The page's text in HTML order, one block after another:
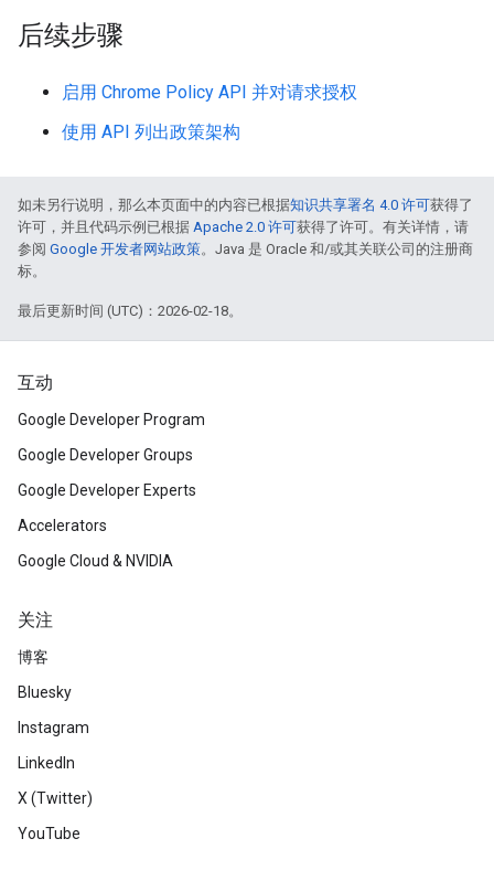
后续步骤
启用 Chrome Policy API 并对请求授权
使用 API 列出政策架构
如未另行说明，那么本页面中的内容已根据知识共享署名 4.0 许可获得了
许可，并且代码示例已根据 Apache 2.0 许可获得了许可。有关详情，请
参阅 Google 开发者网站政策。Java 是 Oracle 和/或其关联公司的注册商
标。
最后更新时间 (UTC)：2026-02-18。
互动
Google Developer Program
Google Developer Groups
Google Developer Experts
Accelerators
Google Cloud & NVIDIA
关注
博客
Bluesky
Instagram
LinkedIn
X (Twitter)
YouTube